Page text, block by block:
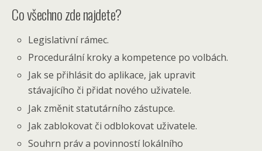
Co všechno zde najdete?
Legislativní rámec.
Procedurální kroky a kompetence po volbách.
Jak se přihlásit do aplikace, jak upravit
stávajícího či přidat nového uživatele.
Jak změnit statutárního zástupce.
Jak zablokovat či odblokovat uživatele.
Souhrn práv a povinností lokálního